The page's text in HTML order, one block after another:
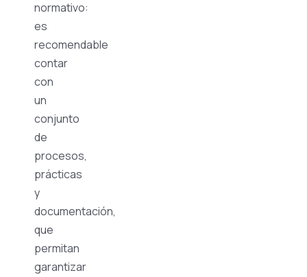
normativo:
es
recomendable
contar
con
un
conjunto
de
procesos,
prácticas
y
documentación,
que
permitan
garantizar